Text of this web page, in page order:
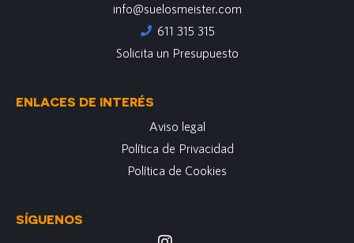
info@suelosmeister.com
611 315 315
Solicita un Presupuesto
ENLACES DE INTERÉS
Aviso legal
Política de Privacidad
Política de Cookies
SÍGUENOS